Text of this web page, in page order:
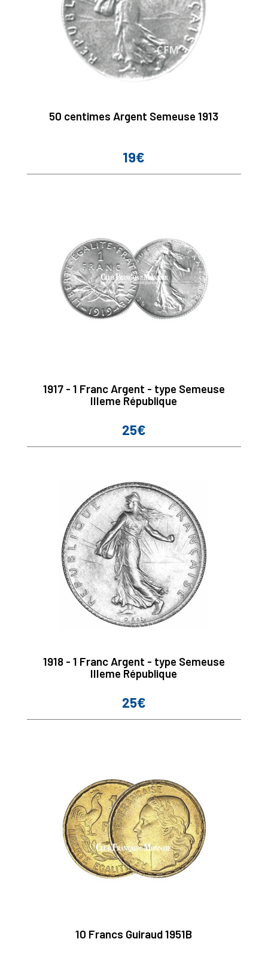
50 centimes Argent Semeuse 1913
Prix
19€
1917 - 1 Franc Argent - type Semeuse
IIIeme République
Prix
25€
1918 - 1 Franc Argent - type Semeuse
IIIeme République
Prix
25€
10 Francs Guiraud 1951B